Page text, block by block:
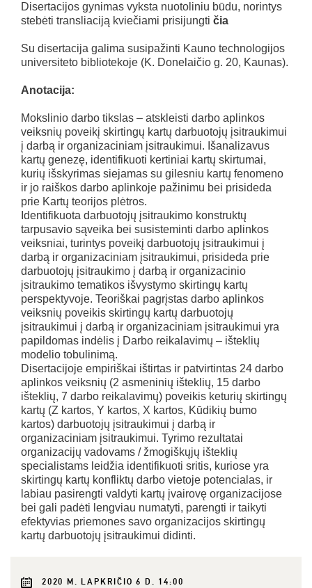
Disertacijos gynimas vyksta nuotoliniu būdu, norintys
stebėti transliaciją kviečiami prisijungti čia
Su disertacija galima susipažinti Kauno technologijos
universiteto bibliotekoje (K. Donelaičio g. 20, Kaunas).
Anotacija:
Mokslinio darbo tikslas – atskleisti darbo aplinkos
veiksnių poveikį skirtingų kartų darbuotojų įsitraukimui
į darbą ir organizaciniam įsitraukimui. Išanalizavus
kartų genezę, identifikuoti kertiniai kartų skirtumai,
kurių išskyrimas siejamas su gilesniu kartų fenomeno
ir jo raiškos darbo aplinkoje pažinimu bei prisideda
prie Kartų teorijos plėtros.
Identifikuota darbuotojų įsitraukimo konstruktų
tarpusavio sąveika bei susisteminti darbo aplinkos
veiksniai, turintys poveikį darbuotojų įsitraukimui į
darbą ir organizaciniam įsitraukimui, prisideda prie
darbuotojų įsitraukimo į darbą ir organizacinio
įsitraukimo tematikos išvystymo skirtingų kartų
perspektyvoje. Teoriškai pagrįstas darbo aplinkos
veiksnių poveikis skirtingų kartų darbuotojų
įsitraukimui į darbą ir organizaciniam įsitraukimui yra
papildomas indėlis į Darbo reikalavimų – išteklių
modelio tobulinimą.
Disertacijoje empiriškai ištirtas ir patvirtintas 24 darbo
aplinkos veiksnių (2 asmeninių išteklių, 15 darbo
išteklių, 7 darbo reikalavimų) poveikis keturių skirtingų
kartų (Z kartos, Y kartos, X kartos, Kūdikių bumo
kartos) darbuotojų įsitraukimui į darbą ir
organizaciniam įsitraukimui. Tyrimo rezultatai
organizacijų vadovams / žmogiškųjų išteklių
specialistams leidžia identifikuoti sritis, kuriose yra
skirtingų kartų konfliktų darbo vietoje potencialas, ir
labiau pasirengti valdyti kartų įvairovę organizacijose
bei gali padėti lengviau numatyti, parengti ir taikyti
efektyvias priemones savo organizacijos skirtingų
kartų darbuotojų įsitraukimui didinti.
2020 M. LAPKRIČIO 6 D. 14:00